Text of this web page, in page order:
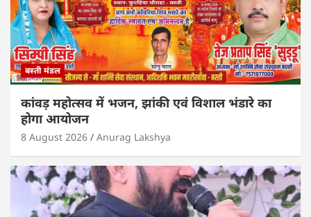
बस्ती मंडल
कांवड़ महोत्सव में भजन, झांकी एवं विशाल भंडारे का
होगा आयोजन
8 August 2026 Anurag Lakshya